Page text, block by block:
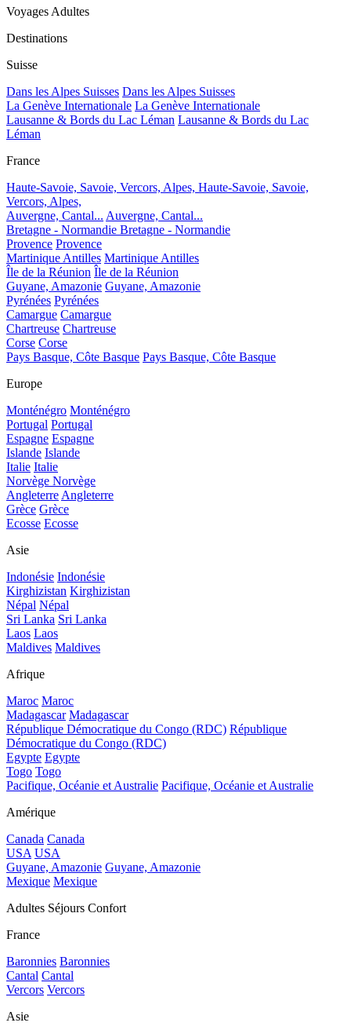
Voyages Adultes
Destinations
Suisse
Dans les Alpes Suisses Dans les Alpes Suisses
La Genève Internationale La Genève Internationale
Lausanne & Bords du Lac Léman Lausanne & Bords du Lac
Léman
France
Haute-Savoie, Savoie, Vercors, Alpes, Haute-Savoie, Savoie,
Vercors, Alpes,
Auvergne, Cantal... Auvergne, Cantal...
Bretagne - Normandie Bretagne - Normandie
Provence Provence
Martinique Antilles Martinique Antilles
Île de la Réunion Île de la Réunion
Guyane, Amazonie Guyane, Amazonie
Pyrénées Pyrénées
Camargue Camargue
Chartreuse Chartreuse
Corse Corse
Pays Basque, Côte Basque Pays Basque, Côte Basque
Europe
Monténégro Monténégro
Portugal Portugal
Espagne Espagne
Islande Islande
Italie Italie
Norvège Norvège
Angleterre Angleterre
Grèce Grèce
Ecosse Ecosse
Asie
Indonésie Indonésie
Kirghizistan Kirghizistan
Népal Népal
Sri Lanka Sri Lanka
Laos Laos
Maldives Maldives
Afrique
Maroc Maroc
Madagascar Madagascar
République Démocratique du Congo (RDC) République
Démocratique du Congo (RDC)
Egypte Egypte
Togo Togo
Pacifique, Océanie et Australie Pacifique, Océanie et Australie
Amérique
Canada Canada
USA USA
Guyane, Amazonie Guyane, Amazonie
Mexique Mexique
Adultes Séjours Confort
France
Baronnies Baronnies
Cantal Cantal
Vercors Vercors
Asie